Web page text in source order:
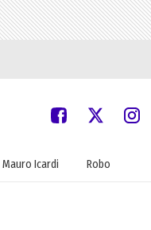
Mauro Icardi Robo